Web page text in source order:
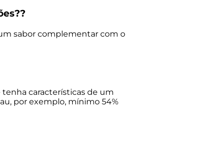
??
sabor complementar com o
características de um
por exemplo, mínimo 54%